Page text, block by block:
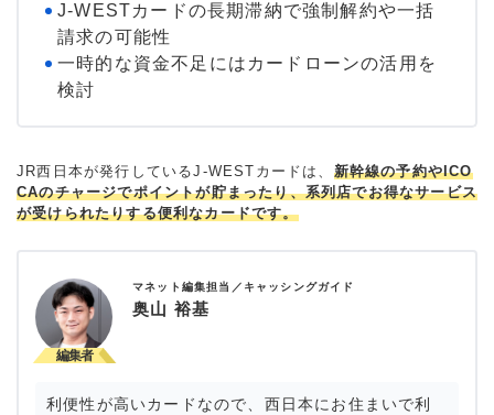
J-WESTカードの長期滞納で強制解約や一括
請求の可能性
一時的な資金不足にはカードローンの活用を
検討
JR西日本が発行しているJ-WESTカードは、 新幹線の予約やICO
CAのチャージでポイントが貯まったり、系列店でお得なサービス
が受けられたりする便利なカードです。
マネット編集担当／キャッシングガイド
奥山 裕基
利便性が高いカードなので、西日本にお住まいで利